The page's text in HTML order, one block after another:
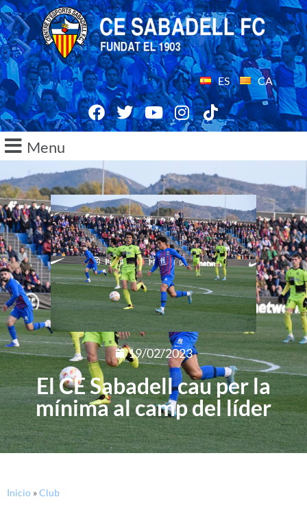
ES CA
Menu
19/02/2023
El CE Sabadell cau per la
mínima al camp del líder
Inicio »Club